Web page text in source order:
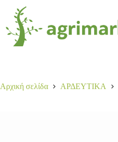
0,35
116 σε απόθεμα
Αρχική σελίδα ΑΡΔΕΥΤΙΚΑ